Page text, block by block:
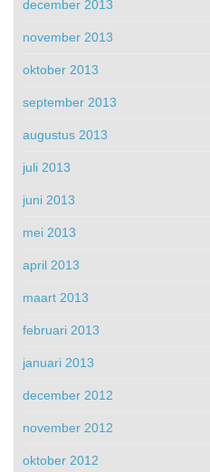
december 2013
november 2013
oktober 2013
september 2013
augustus 2013
juli 2013
juni 2013
mei 2013
april 2013
maart 2013
februari 2013
januari 2013
december 2012
november 2012
oktober 2012